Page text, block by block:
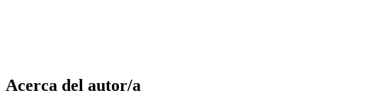
Acerca del autor/a